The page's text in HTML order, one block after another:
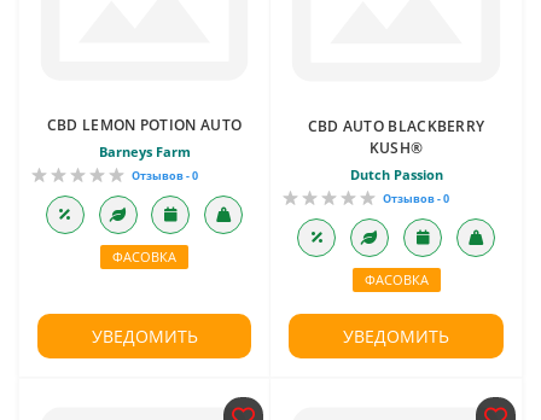
CBD LEMON POTION AUTO
Barneys Farm
Отзывов - 0
ФАСОВКА
УВЕДОМИТЬ
CBD AUTO BLACKBERRY
KUSH®
Dutch Passion
Отзывов - 0
ФАСОВКА
УВЕДОМИТЬ